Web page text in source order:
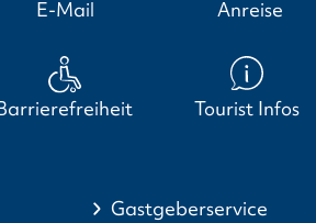
E-Mail Anreise
Tourist Infos
Gastgeberservice